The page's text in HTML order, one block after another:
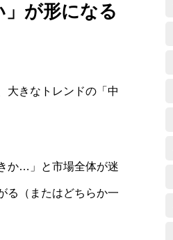
が形になる
大きなトレンドの「中
か…」と市場全体が迷
る（またはどちらか一